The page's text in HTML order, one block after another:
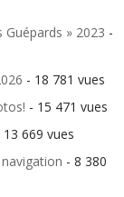
» 2023 -
- 18 781 vues
- 15 471 vues
13 669 vues
- 8 380